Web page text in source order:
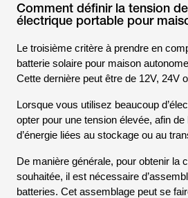
Comment définir la tension
électrique portable pour
Le troisième critère à prendre en
batterie solaire pour maison
Cette dernière peut être de 12V, 24V
Lorsque vous utilisez beaucoup
opter pour une tension élevée, afin
d’énergie liées au stockage ou au
De manière générale, pour obtenir la
souhaitée, il est nécessaire
batteries. Cet assemblage peut se